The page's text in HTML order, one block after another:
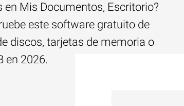
Mis Documentos, Escritorio?
este software gratuito de
discos, tarjetas de memoria o
en 2026.